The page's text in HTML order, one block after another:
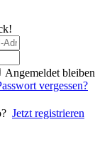
Angemeldet bleiben
vergessen?
Jetzt registrieren